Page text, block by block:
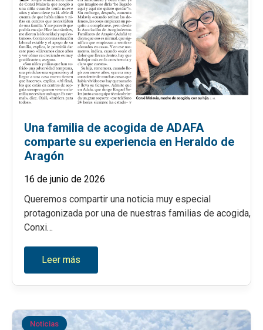
Una familia de acogida de ADAFA
comparte su experiencia en Heraldo de
Aragón
16 de junio de 2026
Queremos compartir una noticia muy especial
protagonizada por una de nuestras familias de acogida,
Conxi…
Leer más
Noticias